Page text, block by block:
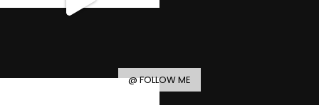
@ FOLLOW ME